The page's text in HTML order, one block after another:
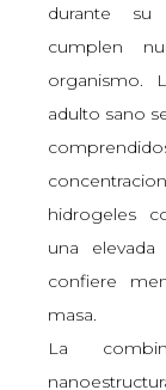
durante su
cumplen
organismo.
adulto sano
hidrogeles
una
confiere
masa.
La